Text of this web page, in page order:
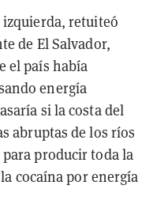
izquierda, retuiteó
de El Salvador,
el país había
energía
si la costa del
abruptas de los ríos
producir toda la
cocaína por energía